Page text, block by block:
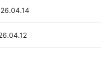
26.04.14